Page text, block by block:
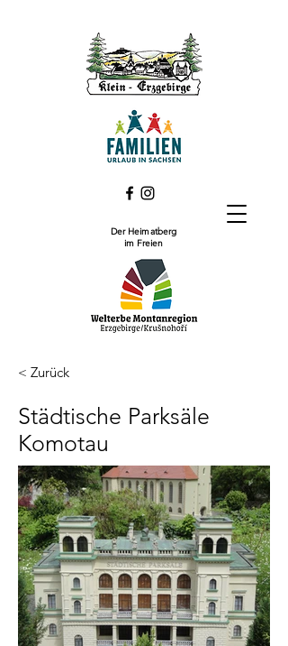
Der Heimatberg
im Freien
< Zurück
Städtische Parksäle
Komotau